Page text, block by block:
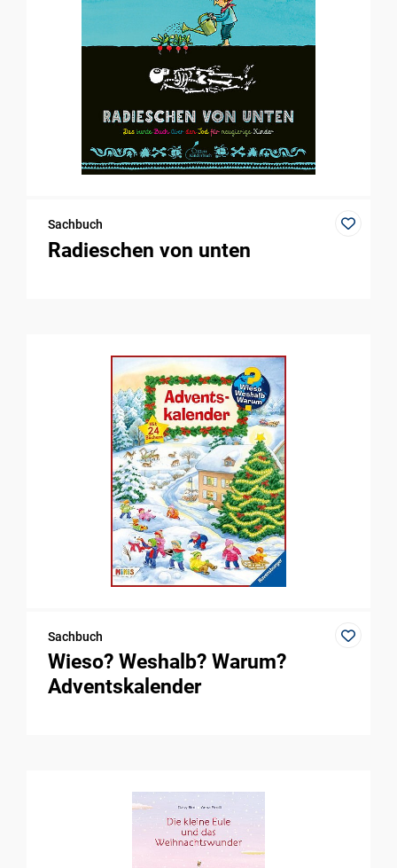
Sachbuch
Radieschen von unten
Sachbuch
Wieso? Weshalb? Warum?
Adventskalender